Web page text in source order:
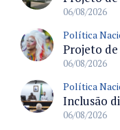
06/08/2026
Política
06/08/2026
Política
06/08/2026